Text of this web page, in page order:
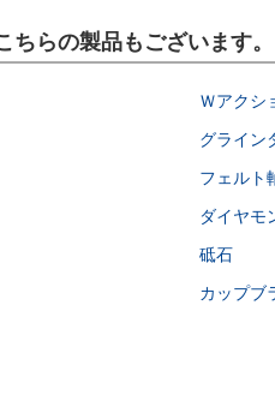
らの製品もございます。
Ｗアクシ
グライン
フェルト
ダイヤモ
砥石
カップブ